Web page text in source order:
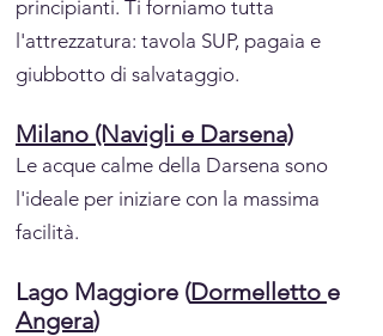
principianti. Ti forniamo tutta
l'attrezzatura: tavola SUP, pagaia e
giubbotto di salvataggio.
Milano (Navigli e Darsena)
Le acque calme della Darsena sono
l'ideale per iniziare con la massima
facilità.
Lago Maggiore (Dormelletto e
Angera)